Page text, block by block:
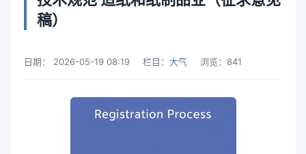
稿）
日期： 2026-05-19 08:19 栏目： 大气 浏览： 841